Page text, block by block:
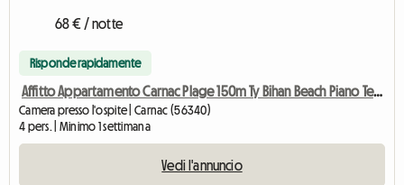
68 € / notte
Risponde rapidamente
Affitto Appartamento Carnac Plage 150m Ty Bihan Beach Piano Terra Ja
Camera presso l'ospite | Carnac (56340)
4 pers. | Minimo 1 settimana
Vedi l'annuncio